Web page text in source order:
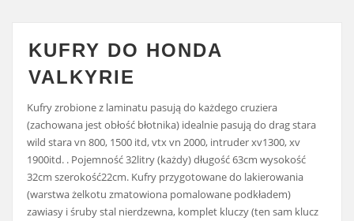
KUFRY DO HONDA
VALKYRIE
Kufry zrobione z laminatu pasują do każdego cruziera
(zachowana jest obłość błotnika) idealnie pasują do drag stara
wild stara vn 800, 1500 itd, vtx vn 2000, intruder xv1300, xv
1900itd. . Pojemność 32litry (każdy) długość 63cm wysokość
32cm szerokość22cm. Kufry przygotowane do lakierowania
(warstwa żelkotu zmatowiona pomalowane podkładem)
zawiasy i śruby stal nierdzewna, komplet kluczy (ten sam klucz